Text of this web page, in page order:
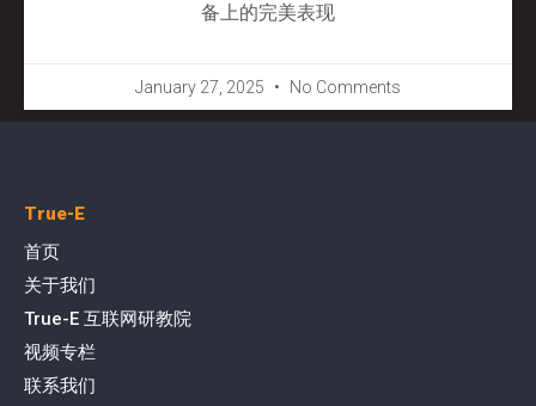
备上的完美表现
January 27, 2025 No Comments
True-E
首页
关于我们
True-E 互联网研教院
视频专栏
联系我们